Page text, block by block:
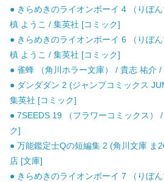
● きらめきのライオンボーイ 4 （りぼ
槙 ようこ / 集英社 [コミック]
● きらめきのライオンボーイ 6 （りぼ
槙 ようこ / 集英社 [コミック]
● 雀蜂 （角川ホラー文庫） / 貴志 祐介 /
● ダンダダン 2 (ジャンプコミックス
集英社 [コミック]
● 7SEEDS 19 （フラワーコミックス）
ク]
● 万能鑑定士Qの短編集 2 (角川文庫 ま
店 [文庫]
● きらめきのライオンボーイ 7 （りぼ